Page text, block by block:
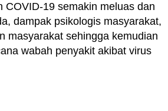
COVID-19 semakin meluas dan
dampak psikologis masyarakat,
masyarakat sehingga kemudian
wabah penyakit akibat virus